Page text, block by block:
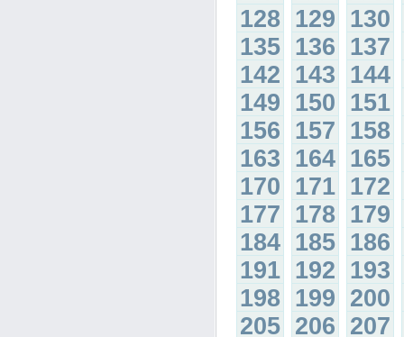
128 129 130
135 136 137
142 143 144
149 150 151
156 157 158
163 164 165
170 171 172
177 178 179
184 185 186
191 192 193
198 199 200
205 206 207